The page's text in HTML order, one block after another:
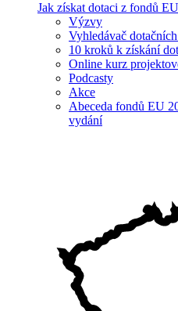
Jak získat dotaci z fondů EU
Výzvy
Vyhledávač
10 kroků k získání
Online kurz
Podcasty
Akce
Abeceda fondů EU
vydání